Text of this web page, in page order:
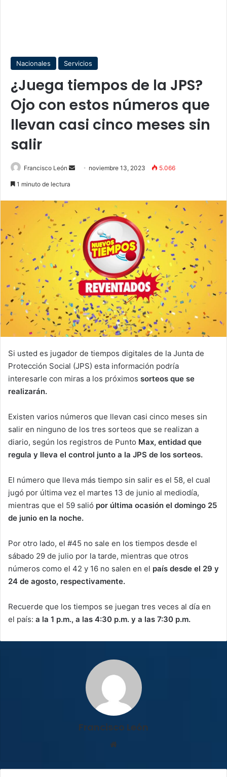
Nacionales Servicios
¿Juega tiempos de la JPS?
Ojo con estos números que
llevan casi cinco meses sin
salir
Francisco León
Send noviembre 13, 2023 5.066
1 minuto de lectura
Si usted es jugador de tiempos digitales de la Junta de
Protección Social (JPS) esta información podría
interesarle con miras a los próximos sorteos que se
realizarán.
Existen varios números que llevan casi cinco meses sin
salir en ninguno de los tres sorteos que se realizan a
diario, según los registros de Punto Max, entidad que
regula y lleva el control junto a la JPS de los sorteos.
El número que lleva más tiempo sin salir es el 58, el cual
jugó por última vez el martes 13 de junio al mediodía,
mientras que el 59 salió por última ocasión el domingo 25
de junio en la noche.
Por otro lado, el #45 no sale en los tiempos desde el
sábado 29 de julio por la tarde, mientras que otros
números como el 42 y 16 no salen en el país desde el 29 y
24 de agosto, respectivamente.
Recuerde que los tiempos se juegan tres veces al día en
el país: a la 1 p.m., a las 4:30 p.m. y a las 7:30 p.m.
Francisco León